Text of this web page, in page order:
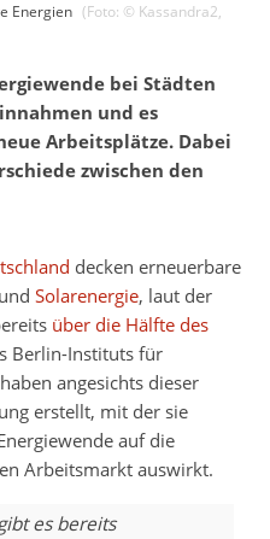
Energien (Foto: © Kassandra2,
bei Städten
und es
Arbeitsplätze. Dabei
zwischen den
decken erneuerbare
Solarenergie, laut der
über die Hälfte des
Berlin-Instituts für
angesichts dieser
erstellt, mit der sie
auf die
Arbeitsmarkt auswirkt.
es bereits